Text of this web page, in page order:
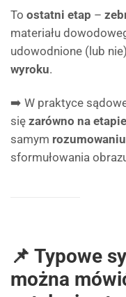
To ostatni etap –
materiału
udowodnione (lub
wyroku.
➡️ W praktyce
się zarówno na
samym
sformułowania
📌 Typowe
można